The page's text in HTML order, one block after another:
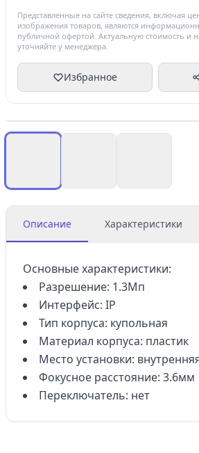
Представленные на сайте сведения, включая
изображения товаров, являются
публичной офертой. Актуальную стоимость и
уточняйте у менеджера.
Избранное
Описание Характеристики
Основные характеристики:
Разрешение: 1.3Мп
Интерфейс: IP
Тип корпуса: купольная
Материал корпуса: пластик
Место установки:
Фокусное расстояние: 3.6мм
Переключатель: нет